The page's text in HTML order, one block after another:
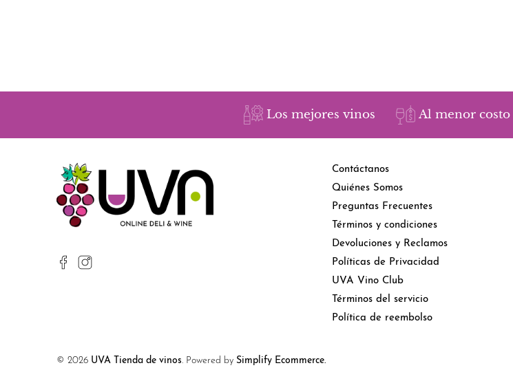
Los mejores vinos Al menor costo
Contáctanos
Quiénes Somos
Preguntas Frecuentes
Términos y condiciones
Devoluciones y Reclamos
Políticas de Privacidad
UVA Vino Club
Términos del servicio
Política de reembolso
© 2026 UVA Tienda de vinos. Powered by Simplify Ecommerce.